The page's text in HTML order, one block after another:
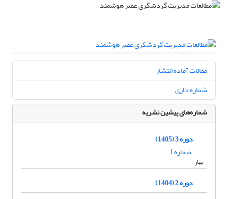
مقالات آماده انتشار
شماره جاری
شماره‌های پیشین نشریه
دوره 3 (1405)
شماره 1
بهار
دوره 2 (1404)